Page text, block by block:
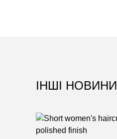
ІНШІ НОВИНИ